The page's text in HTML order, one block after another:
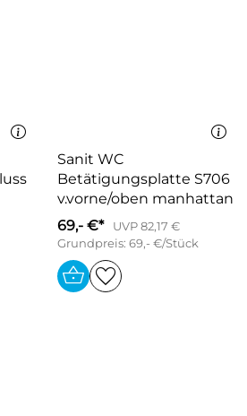
Sanit WC
Betätigungsplatte S706
v.vorne/oben manhattan
69,- €*
UVP 82,17 €
Grundpreis: 69,- €/Stück